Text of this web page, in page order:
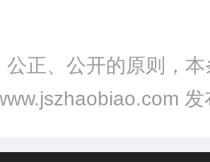
公正、公开的原则，
发